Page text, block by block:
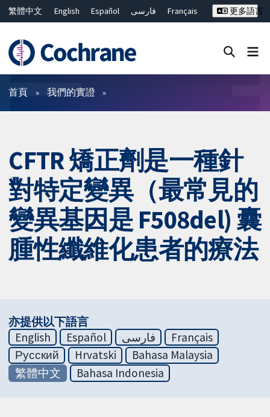
繁體中文 English Español فارسی
Français
ไทย
简体中文
更多語言
篩選條件
首頁 我們的實證
CFTR 矯正劑是一種針
對特定變異（最常見的
變異基因是 F508del) 囊
腫性纖維化患者的療法
亦提供以下語言
English
Español فارسی
Français
Русский
Hrvatski
Bahasa Malaysia
繁體中文
Bahasa Indonesia